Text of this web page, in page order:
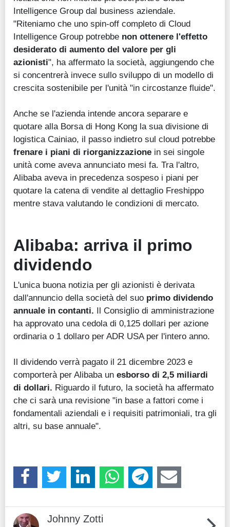
Intelligence Group dal business aziendale.
"Riteniamo che uno spin-off completo di Cloud
Intelligence Group potrebbe non ottenere l'effetto
desiderato di aumento del valore per gli
azionisti", ha affermato la società, aggiungendo che
si concentrerà invece sullo sviluppo di un modello di
crescita sostenibile per l'unità "in circostanze fluide".
Anche se l'azienda intende ancora separare e
quotare alla Borsa di Hong Kong la sua divisione di
logistica Cainiao, il passo indietro sul cloud potrebbe
frenare i piani di riorganizzazione in sei singole
unità come aveva annunciato mesi fa. Tra l'altro,
Alibaba aveva in precedenza sospeso i piani per
quotare la catena di vendite al dettaglio Freshippo
mentre stava valutando le condizioni di mercato.
Alibaba: arriva il primo
dividendo
L'unica buona notizia per gli azionisti è derivata
dall'annuncio della società del suo primo dividendo
annuale in contanti. Il Consiglio di amministrazione
ha approvato una cedola di 0,125 dollari per azione
ordinaria o 1 dollaro per ADR USA per l'intero anno.
Il dividendo verrà pagato il 21 dicembre 2023 e
comporterà per Alibaba un esborso di 2,5 miliardi
di dollari. Riguardo il futuro, la società ha affermato
che ci sarà una revisione "in base a fattori come i
fondamentali aziendali e i requisiti patrimoniali, tra gli
altri, su base annuale".
Johnny Zotti